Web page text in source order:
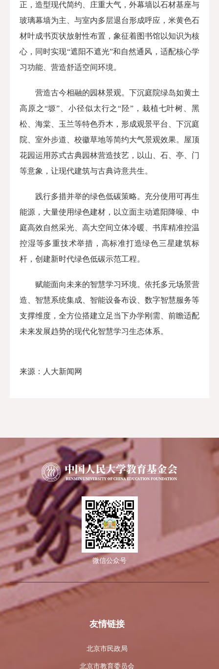
正，造型现代简约、庄重大气，外幕墙以石材基座与
玻璃幕墙为主、与室内多层退台形成呼应，米黄色石
材叶成书页状放射性布置，象征着图书馆以知识为核
心，同时实现“遮阳不遮光”和自然通风，适配核心学
习功能、营造舒适空间环境。
营造古今相融的园林景观。 下沉庭院绿岛如黄土
高原之“塬”、小径似太行之“陉”，栽植七叶树、黑
松、海棠、玉兰等特色乔木，形成观景平台、下沉庭
院、室外步道、校徽草地等简约大气景观效果。屋顶
花园运用苏式古典园林营造技艺，以山、石、亭、门
等意象，让现代建筑与古典诗意共生。
践行多措并举的绿色低碳策略。 充分使用可再生
能源，大量使用绿色建材，以立面主动遮阳降噪、中
庭高效自然采光、高大空间立体冷暖、书库精准控温
控湿等多重技术举措，高标准打造绿色三星建筑标
杆，创建新时代绿色低碳示范工程。
赋能面向未来的智慧学习环境。 依托多元场景营
造、智慧系统集成、智能设备布设、数字智慧服务等
支撑维度，全方位搭建立足当下办学刚需、前瞻适配
未来发展趋势的现代化智慧学习生态体系。
来源：人大新闻网
微信公众号
友情链接
北京市民政局
北京市教育委员会